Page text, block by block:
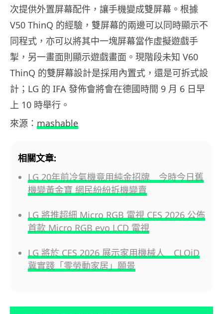
次提供外置屏幕配件，讓手機變成雙屏幕。根據
V50 ThinQ 的經驗，雙屏幕的兩邊可以同時顯示不
同程式，亦可以將其中一塊屏幕當作虛擬遊戲手
掣，另一畫面則顯示遊戲畫面。現階段未知 V60
ThinQ 的雙屏幕設計是採用內置式，還是可拆式設
計；LG 的 IFA 發佈會將會在德國時間 9 月 6 日早
上 10 時舉行。
來源： mashable
相關文章:
LG 20年前冷氣機竟用純金招牌 今時今日舊
機變黃金寶 網民紛紛拆機變賣
LG 將推超細 Micro RGB 電視 CES 2026 公佈
首款 Micro RGB evo LCD 電視
LG 將於 CES 2026 展示家用機械人 CLOiD
冀實踐「零勞動家居」願景